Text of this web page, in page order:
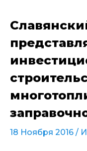
18 Ноября 2016 /